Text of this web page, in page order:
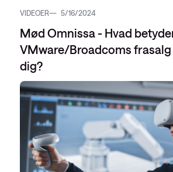
VIDEOER 5/16/2024
Mød Omnissa - Hvad
VMware/Broadcoms frasalg
dig?